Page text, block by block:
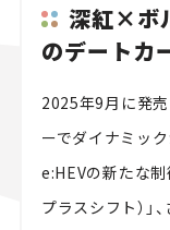
深紅×ボ
のデートカ
2025年9月に発
ーでダイナミッ
e:HEVの新たな
プラスシフト）」